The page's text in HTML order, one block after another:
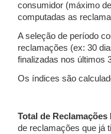
consumidor (máximo
computadas as
A seleção de período
reclamações (ex: 30
finalizadas nos últimos
Os índices são
Total de Reclamações
de reclamações que já